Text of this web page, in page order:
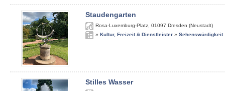
Staudengarten
Rosa-Luxemburg-Platz 01097 Dresden (Neustadt)
» Kultur, Freizeit & Dienstleister » Sehenswürdigkeit
Stilles Wasser